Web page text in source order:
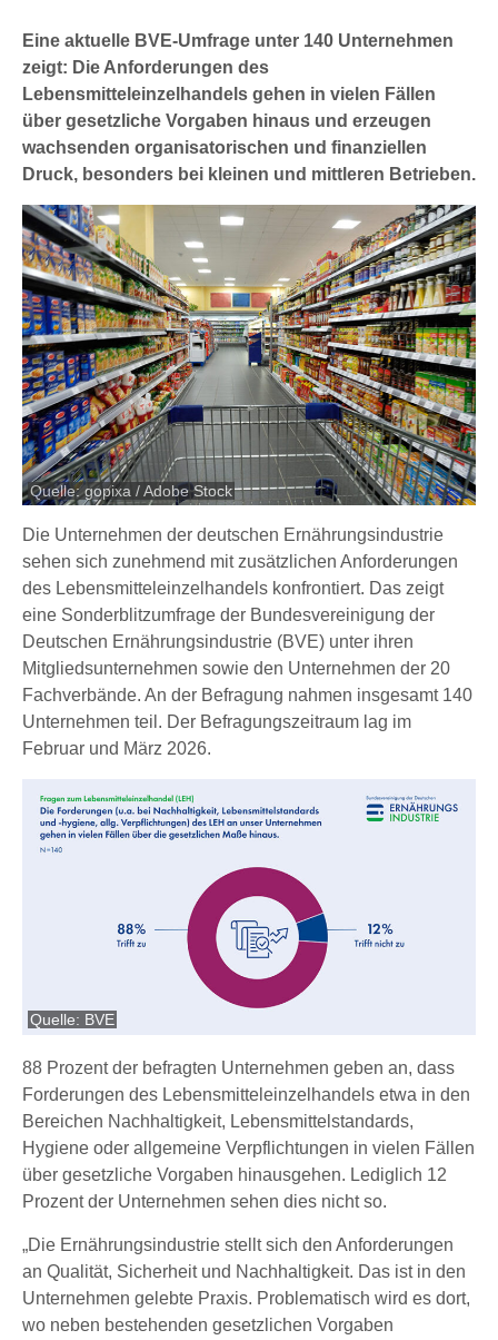
Eine aktuelle BVE-Umfrage unter 140 Unternehmen
zeigt: Die Anforderungen des
Lebensmitteleinzelhandels gehen in vielen Fällen
über gesetzliche Vorgaben hinaus und erzeugen
wachsenden organisatorischen und finanziellen
Druck, besonders bei kleinen und mittleren Betrieben.
Quelle: gopixa / Adobe Stock
Die Unternehmen der deutschen Ernährungsindustrie
sehen sich zunehmend mit zusätzlichen Anforderungen
des Lebensmitteleinzelhandels konfrontiert. Das zeigt
eine Sonderblitzumfrage der Bundesvereinigung der
Deutschen Ernährungsindustrie (BVE) unter ihren
Mitgliedsunternehmen sowie den Unternehmen der 20
Fachverbände. An der Befragung nahmen insgesamt 140
Unternehmen teil. Der Befragungszeitraum lag im
Februar und März 2026.
Quelle: BVE
88 Prozent der befragten Unternehmen geben an, dass
Forderungen des Lebensmitteleinzelhandels etwa in den
Bereichen Nachhaltigkeit, Lebensmittelstandards,
Hygiene oder allgemeine Verpflichtungen in vielen Fällen
über gesetzliche Vorgaben hinausgehen. Lediglich 12
Prozent der Unternehmen sehen dies nicht so.
„Die Ernährungsindustrie stellt sich den Anforderungen
an Qualität, Sicherheit und Nachhaltigkeit. Das ist in den
Unternehmen gelebte Praxis. Problematisch wird es dort,
wo neben bestehenden gesetzlichen Vorgaben